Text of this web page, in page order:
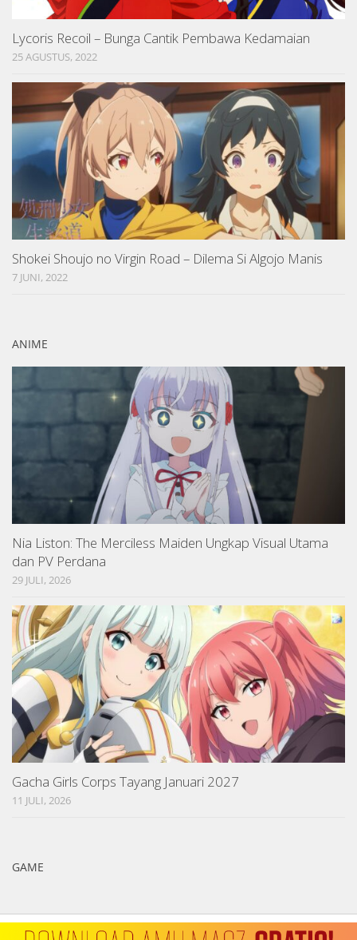
Lycoris Recoil – Bunga Cantik Pembawa Kedamaian
25 AGUSTUS, 2022
Shokei Shoujo no Virgin Road – Dilema Si Algojo Manis
7 JUNI, 2022
ANIME
Nia Liston: The Merciless Maiden Ungkap Visual Utama
dan PV Perdana
29 JULI, 2026
Gacha Girls Corps Tayang Januari 2027
11 JULI, 2026
GAME